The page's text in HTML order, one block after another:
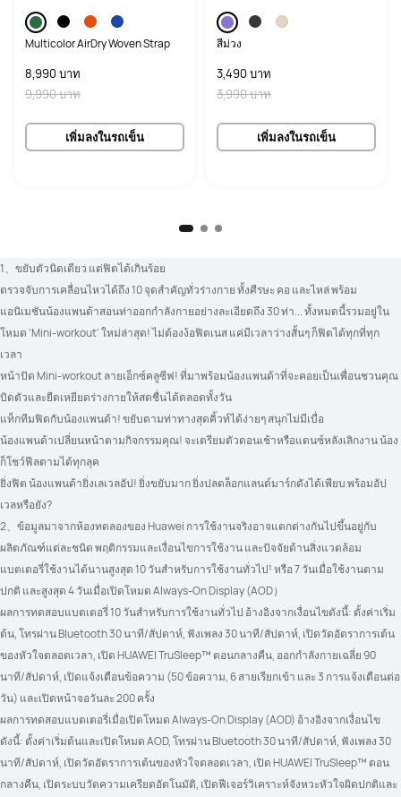
Multicolor AirDry Woven Strap
8,990 บาท
9,990 บาท
เพิ่มลงในรถเข็น
สีม่วง
3,490 บาท
3,990 บาท
เพิ่มลงในรถเข็น
1、ขยับตัวนิดเดียว แต่ฟิตได้เกินร้อย
ตรวจจับการเคลื่อนไหวได้ถึง 10 จุดสำคัญทั่วร่างกาย ทั้งศีรษะ คอ และไหล่ พร้อม
แอนิเมชันน้องแพนด้าสอนท่าออกกำลังกายอย่างละเอียดถึง 30 ท่า... ทั้งหมดนี้รวมอยู่ใน
โหมด 'Mini-workout' ใหม่ล่าสุด! ไม่ต้องง้อฟิตเนส แค่มีเวลาว่างสั้นๆ ก็ฟิตได้ทุกที่ทุก
เวลา
หน้าปัด Mini-workout ลายเอ็กซ์คลูซีฟ! ที่มาพร้อมน้องแพนด้าที่จะคอยเป็นเพื่อนชวนคุณ
บิดตัวและยืดเหยียดร่างกายให้สดชื่นได้ตลอดทั้งวัน
แท็กทีมฟิตกับน้องแพนด้า! ขยับตามท่าทางสุดคิ้วท์ได้ง่ายๆ สนุกไม่มีเบื่อ
น้องแพนด้าเปลี่ยนหน้าตามกิจกรรมคุณ! จะเตรียมตัวตอนเช้าหรือแดนซ์หลังเลิกงาน น้อง
ก็โชว์ฟีลตามได้ทุกลุค
ยิ่งฟิต น้องแพนด้ายิ่งเลเวลอัป! ยิ่งขยับมาก ยิ่งปลดล็อกแลนด์มาร์กดังได้เพียบ พร้อมอัป
เวลหรือยัง?
2、ข้อมูลมาจากห้องทดลองของ Huawei การใช้งานจริงอาจแตกต่างกันไปขึ้นอยู่กับ
ผลิตภัณฑ์แต่ละชนิด พฤติกรรมและเงื่อนไขการใช้งาน และปัจจัยด้านสิ่งแวดล้อม
แบตเตอรี่ใช้งานได้นานสูงสุด 10 วันสำหรับการใช้งานทั่วไป¹ หรือ 7 วันเมื่อใช้งานตาม
ปกติ และสูงสุด 4 วันเมื่อเปิดโหมด Always-On Display (AOD）
ผลการทดสอบแบตเตอรี่ 10 วันสำหรับการใช้งานทั่วไป อ้างอิงจากเงื่อนไขดังนี้: ตั้งค่าเริ่ม
ต้น, โทรผ่าน Bluetooth 30 นาที/สัปดาห์, ฟังเพลง 30 นาที/สัปดาห์, เปิดวัดอัตราการเต้น
ของหัวใจตลอดเวลา, เปิด HUAWEI TruSleep™ ตอนกลางคืน, ออกกำลังกายเฉลี่ย 90
นาที/สัปดาห์, เปิดแจ้งเตือนข้อความ (50 ข้อความ, 6 สายเรียกเข้า และ 3 การแจ้งเตือนต่อ
วัน) และเปิดหน้าจอวันละ 200 ครั้ง
ผลการทดสอบแบตเตอรี่เมื่อเปิดโหมด Always-On Display (AOD) อ้างอิงจากเงื่อนไข
ดังนี้: ตั้งค่าเริ่มต้นและเปิดโหมด AOD, โทรผ่าน Bluetooth 30 นาที/สัปดาห์, ฟังเพลง 30
นาที/สัปดาห์, เปิดวัดอัตราการเต้นของหัวใจตลอดเวลา, เปิด HUAWEI TruSleep™ ตอน
กลางคืน, เปิดระบบวัดความเครียดอัตโนมัติ, เปิดฟีเจอร์วิเคราะห์จังหวะหัวใจผิดปกติและ